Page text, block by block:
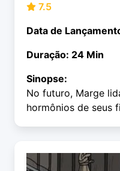
7.5
Data de
Duração: 24 Min
Sinopse:
No futuro, Marge
hormônios de seus